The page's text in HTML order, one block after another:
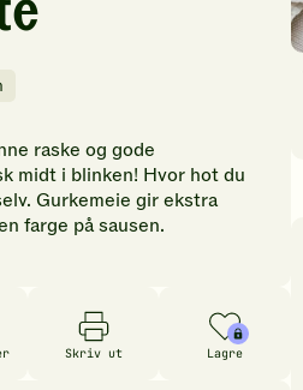
raske og gode
midt i blinken! Hvor hot du
Gurkemeie gir ekstra
farge på sausen.
Skriv ut Lagre